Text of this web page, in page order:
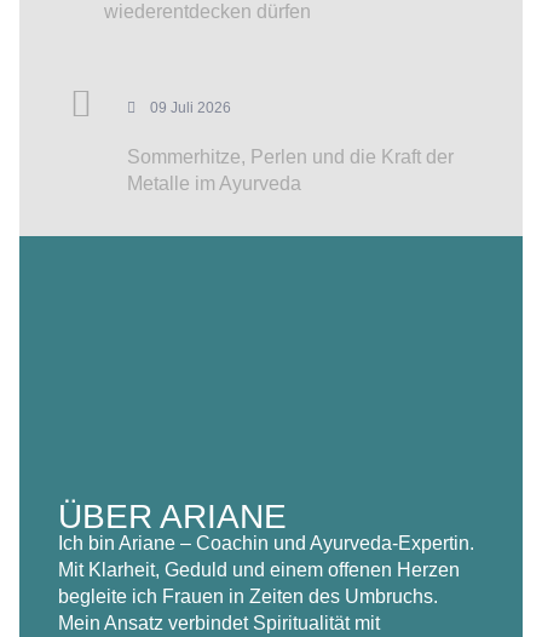
wiederentdecken dürfen
09 Juli 2026
Sommerhitze, Perlen und die Kraft der
Metalle im Ayurveda
ÜBER ARIANE
Ich bin Ariane – Coachin und Ayurveda-Expertin.
Mit Klarheit, Geduld und einem offenen Herzen
begleite ich Frauen in Zeiten des Umbruchs.
Mein Ansatz verbindet Spiritualität mit